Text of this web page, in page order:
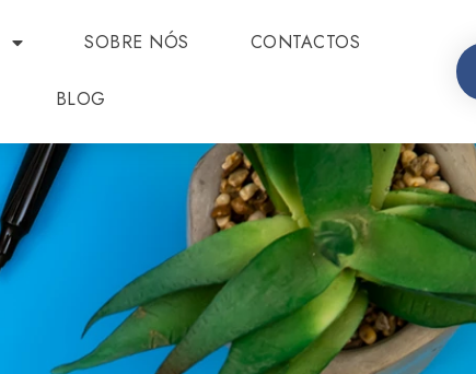
SOBRE NÓS CONTACTOS
BLOG